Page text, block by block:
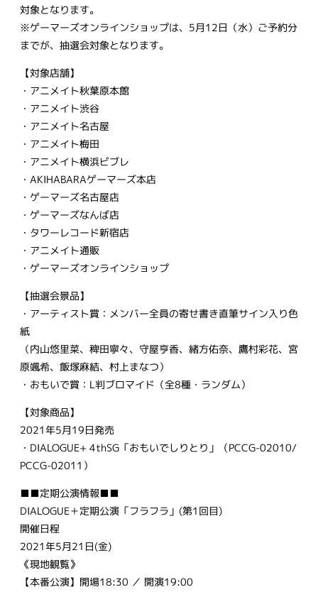
対象となります。
※ゲーマーズオンラインショップは、5月12日（水）ご予約分
までが、抽選会対象となります。
【対象店舗】
・アニメイト秋葉原本館
・アニメイト渋谷
・アニメイト名古屋
・アニメイト梅田
・アニメイト横浜ビブレ
・AKIHABARAゲーマーズ本店
・ゲーマーズ名古屋店
・ゲーマーズなんば店
・タワーレコード新宿店
・アニメイト通販
・ゲーマーズオンラインショップ
【抽選会景品】
・アーティスト賞：メンバー全員の寄せ書き直筆サイン入り色
紙
（内山悠里菜、稗田寧々、守屋亨香、緒方佑奈、鷹村彩花、宮
原颯希、飯塚麻結、村上まなつ）
・おもいで賞：L判ブロマイド（全8種・ランダム）
【対象商品】
2021年5月19日発売
・DIALOGUE+ 4thSG「おもいでしりとり」（PCCG-02010/
PCCG-02011）
■■定期公演情報■■
DIALOGUE＋定期公演「フラフラ」(第1回目)
開催日程
2021年5月21日(金)
《現地観覧》
【本番公演】開場18:30 ／ 開演19:00